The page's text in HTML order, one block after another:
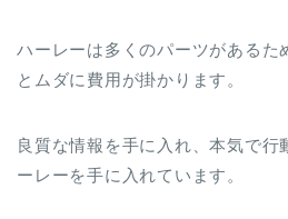
ハーレーは多くのパーツがあるた
とムダに費用が掛かります。
良質な情報を手に入れ、本気で行
ーレーを手に入れています。